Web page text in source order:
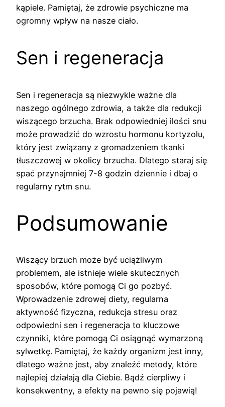
kąpiele. Pamiętaj, że zdrowie psychiczne ma
ogromny wpływ na nasze ciało.
Sen i regeneracja
Sen i regeneracja są niezwykle ważne dla
naszego ogólnego zdrowia, a także dla redukcji
wiszącego brzucha. Brak odpowiedniej ilości snu
może prowadzić do wzrostu hormonu kortyzolu,
który jest związany z gromadzeniem tkanki
tłuszczowej w okolicy brzucha. Dlatego staraj się
spać przynajmniej 7-8 godzin dziennie i dbaj o
regularny rytm snu.
Podsumowanie
Wiszący brzuch może być uciążliwym
problemem, ale istnieje wiele skutecznych
sposobów, które pomogą Ci go pozbyć.
Wprowadzenie zdrowej diety, regularna
aktywność fizyczna, redukcja stresu oraz
odpowiedni sen i regeneracja to kluczowe
czynniki, które pomogą Ci osiągnąć wymarzoną
sylwetkę. Pamiętaj, że każdy organizm jest inny,
dlatego ważne jest, aby znaleźć metody, które
najlepiej działają dla Ciebie. Bądź cierpliwy i
konsekwentny, a efekty na pewno się pojawią!